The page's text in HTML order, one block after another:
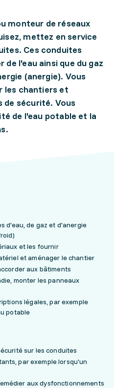
monteur de réseaux
mettez en service
Ces conduites
l'eau ainsi que du gaz
(anergie). Vous
les chantiers et
sécurité. Vous
de l'eau potable et la
d'eau, de gaz et d'anergie
et les fournir
et aménager le chantier
aux bâtiments
monter les panneaux
légales, par exemple
potable
sur les conduites
par exemple lorsqu'un
aux dysfonctionnements